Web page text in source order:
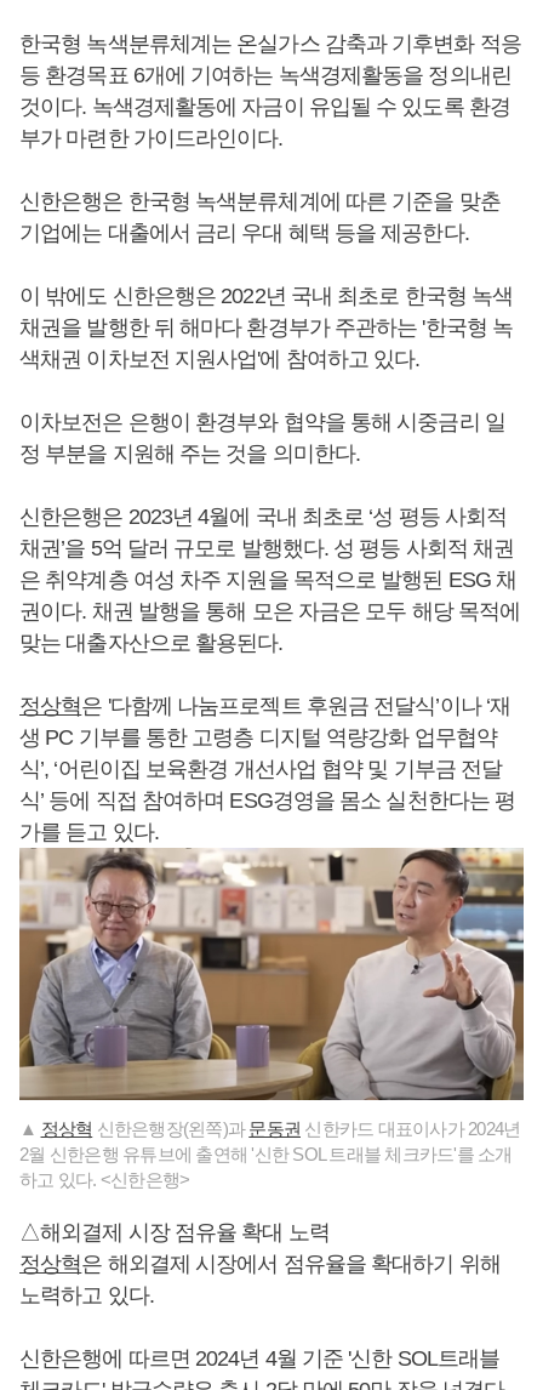
한국형 녹색분류체계는 온실가스 감축과 기후변화 적응
등 환경목표 6개에 기여하는 녹색경제활동을 정의내린
것이다. 녹색경제활동에 자금이 유입될 수 있도록 환경
부가 마련한 가이드라인이다.
신한은행은 한국형 녹색분류체계에 따른 기준을 맞춘
기업에는 대출에서 금리 우대 혜택 등을 제공한다.
이 밖에도 신한은행은 2022년 국내 최초로 한국형 녹색
채권을 발행한 뒤 해마다 환경부가 주관하는 '한국형 녹
색채권 이차보전 지원사업'에 참여하고 있다.
이차보전은 은행이 환경부와 협약을 통해 시중금리 일
정 부분을 지원해 주는 것을 의미한다.
신한은행은 2023년 4월에 국내 최초로 ‘성 평등 사회적
채권’을 5억 달러 규모로 발행했다. 성 평등 사회적 채권
은 취약계층 여성 차주 지원을 목적으로 발행된 ESG 채
권이다. 채권 발행을 통해 모은 자금은 모두 해당 목적에
맞는 대출자산으로 활용된다.
정상혁은 '다함께 나눔프로젝트 후원금 전달식’이나 ‘재
생 PC 기부를 통한 고령층 디지털 역량강화 업무협약
식’, ‘어린이집 보육환경 개선사업 협약 및 기부금 전달
식’ 등에 직접 참여하며 ESG경영을 몸소 실천한다는 평
가를 듣고 있다.
▲ 정상혁 신한은행장(왼쪽)과문동권 신한카드 대표이사가 2024년
2월 신한은행 유튜브에 출연해 '신한 SOL 트래블 체크카드'를 소개
하고 있다. <신한은행>
△해외결제 시장 점유율 확대 노력
정상혁은 해외결제 시장에서 점유율을 확대하기 위해
노력하고 있다.
신한은행에 따르면 2024년 4월 기준 '신한 SOL트래블